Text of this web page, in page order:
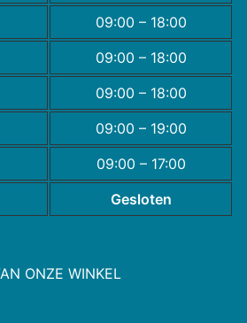
09:00 – 18:00
09:00 – 18:00
09:00 – 18:00
09:00 – 19:00
09:00 – 17:00
Gesloten
ONZE WINKEL